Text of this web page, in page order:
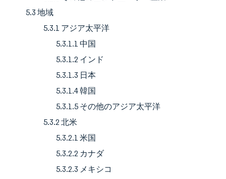
5.3 地域
5.3.1 アジア太平洋
5.3.1.1 中国
5.3.1.2 インド
5.3.1.3 日本
5.3.1.4 韓国
5.3.1.5 その他のアジア太平洋
5.3.2 北米
5.3.2.1 米国
5.3.2.2 カナダ
5.3.2.3 メキシコ